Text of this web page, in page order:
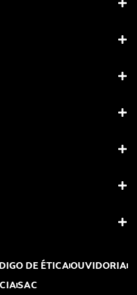
DE ÉTICAOUVIDORIA
SAC